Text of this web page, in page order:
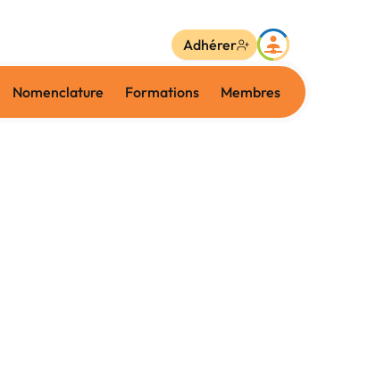
Nomenclature Formations Membres
Adhérer